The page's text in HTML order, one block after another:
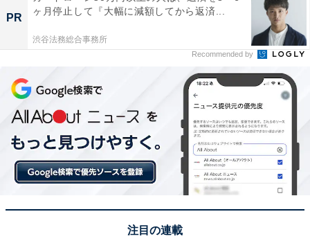
集まっています。アーケードが整備され、天文館通や電
車通りなど複数の通りから構成されています。西郷隆盛
や黒豚料理といった鹿児島ならではの魅力がつまったス
ポットも多く、地元の文化と最新のトレンドが融合した
活気ある街として、多くの票が集まりました。
回答者からは「西郷隆盛像や鹿児島市内の観光名所に近
く、商店街散策と観光を一度に楽しめる点が魅力」（40
代男性／大阪府）、「天文館でしろくま食べて、あれや
これやと食べまわりたい」（50代男性／長崎県）、「天
文館に由来する歴史ある通りで昭和レトロを感じさせる
トもいろいろ開催されていて面白そう」（40代男性／岩
PR
ヶ月停止して『大幅に減額してから返済...
渋谷法務総合事務所
Recommended by
注目の連載